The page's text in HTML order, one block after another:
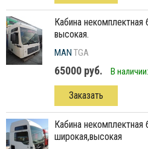
кабина некомплектная б/у \ Цвет белый, широкая,
высокая.
MAN TGA
65000 руб. В наличии:
Заказать
кабина некомплектная б/у \ Цвет белый,
широкая,высокая